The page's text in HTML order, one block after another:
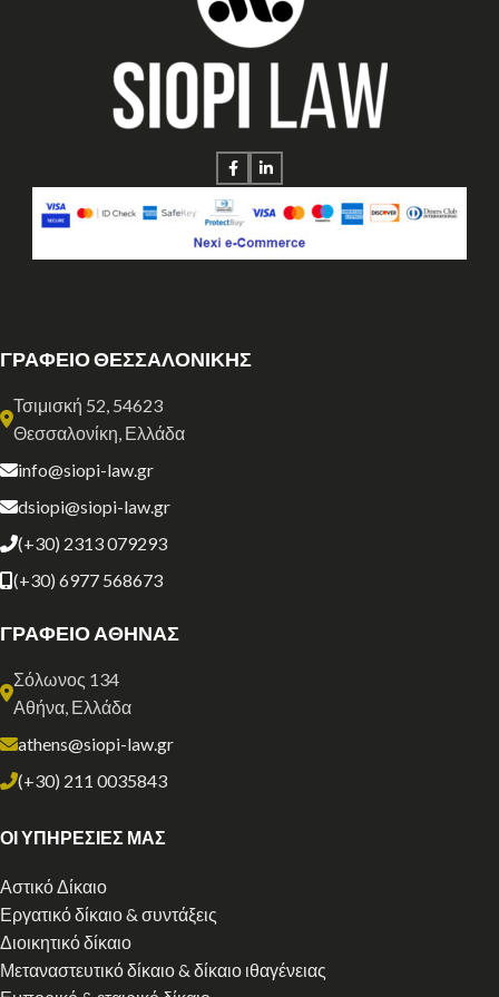
ΓΡΑΦΕΙΟ ΘΕΣΣΑΛΟΝΙΚΗΣ
Τσιμισκή 52, 54623
Θεσσαλονίκη, Ελλάδα
info@siopi-law.gr
dsiopi@siopi-law.gr
(+30) 2313 079293
(+30) 6977 568673
ΓΡΑΦΕΙΟ ΑΘΗΝΑΣ
Σόλωνος 134
Αθήνα, Ελλάδα
athens@siopi-law.gr
(+30) 211 0035843
ΟΙ ΥΠΗΡΕΣΙΕΣ ΜΑΣ
Αστικό Δίκαιο
Εργατικό δίκαιο & συντάξεις
Διοικητικό δίκαιο
Μεταναστευτικό δίκαιο & δίκαιο ιθαγένειας